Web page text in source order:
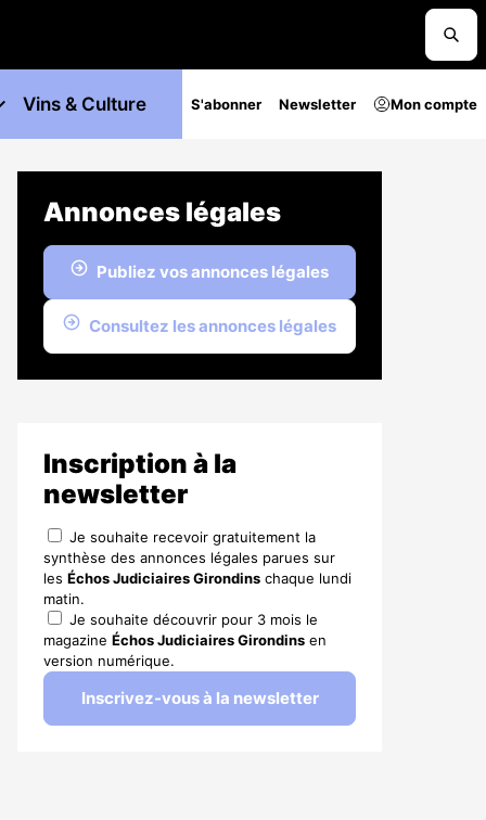
Vins & Culture S'abonner Newsletter Mon compte
Annonces légales
Publiez vos annonces légales
Consultez les annonces légales
Inscription à la
newsletter
Je souhaite recevoir gratuitement la
synthèse des annonces légales parues sur
les Échos Judiciaires Girondins chaque lundi
matin.
Je souhaite découvrir pour 3 mois le
magazine Échos Judiciaires Girondins en
version numérique.
Inscrivez-vous à la newsletter